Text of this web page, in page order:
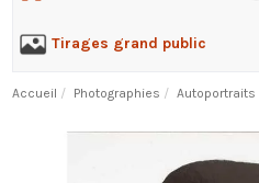
Tirages grand public
Accueil Photographies Autoportraits